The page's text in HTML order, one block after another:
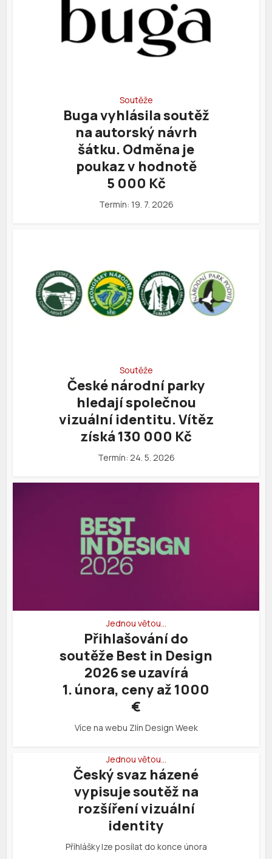
Soutěže
Buga vyhlásila soutěž
na autorský návrh
šátku. Odměna je
poukaz v hodnotě
5 000 Kč
Termín: 19. 7. 2026
Soutěže
České národní parky
hledají společnou
vizuální identitu. Vítěz
získá 130 000 Kč
Termín: 24. 5. 2026
Jednou větou…
Přihlašování do
soutěže Best in Design
2026 se uzavírá
1. února, ceny až 1000
€
Více na webu Zlín Design Week
Jednou větou…
Český svaz házené
vypisuje soutěž na
rozšíření vizuální
identity
Příhlášky lze posílat do konce února